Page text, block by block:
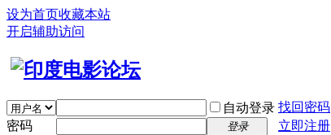
设为首页收藏本站
开启辅助访问
自动登录 找回密码
密码
登录
立即注册